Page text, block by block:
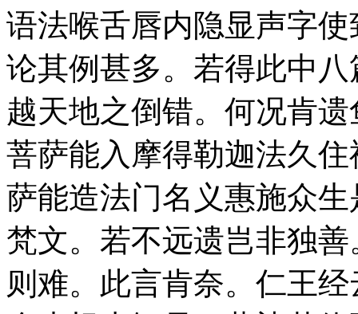
语法喉舌唇内隐显声字
论其例甚多。若得此中
越天地之倒错。何况肯
菩萨能入摩得勒迦法久
萨能造法门名义惠施众
梵文。若不远遗岂非独
则难。此言肯奈。仁王